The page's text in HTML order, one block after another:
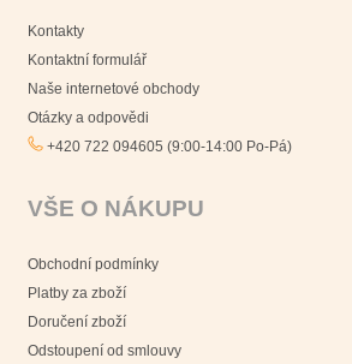
Kontakty
Kontaktní formulář
Naše internetové obchody
Otázky a odpovědi
+420 722 094605 (9:00-14:00 Po-Pá)
VŠE O NÁKUPU
Obchodní podmínky
Platby za zboží
Doručení zboží
Odstoupení od smlouvy